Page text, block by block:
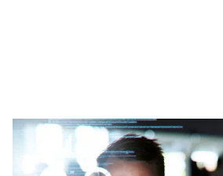
Open Pixel Systems
Open Pixel Systems ist ein